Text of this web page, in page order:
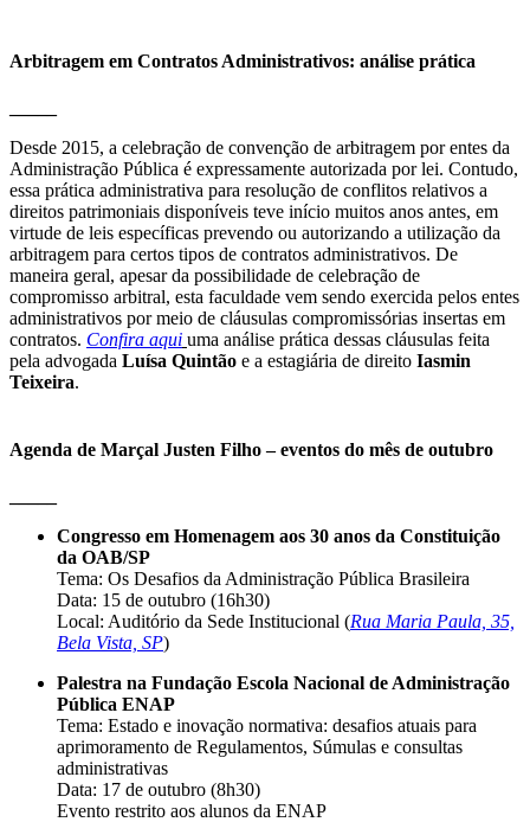
Arbitragem em Contratos Administrativos: análise prática
Desde 2015, a celebração de convenção de arbitragem por entes da
Administração Pública é expressamente autorizada por lei. Contudo,
essa prática administrativa para resolução de conflitos relativos a
direitos patrimoniais disponíveis teve início muitos anos antes, em
virtude de leis específicas prevendo ou autorizando a utilização da
arbitragem para certos tipos de contratos administrativos. De
maneira geral, apesar da possibilidade de celebração de
compromisso arbitral, esta faculdade vem sendo exercida pelos entes
administrativos por meio de cláusulas compromissórias insertas em
contratos. Confira aqui uma análise prática dessas cláusulas feita
pela advogada Luísa Quintão e a estagiária de direito Iasmin
Teixeira.
Agenda de Marçal Justen Filho – eventos do mês de outubro
Congresso em Homenagem aos 30 anos da Constituição
da OAB/SP
Tema: Os Desafios da Administração Pública Brasileira
Data: 15 de outubro (16h30)
Local: Auditório da Sede Institucional (Rua Maria Paula, 35,
Bela Vista, SP)
Palestra na Fundação Escola Nacional de Administração
Pública ENAP
Tema: Estado e inovação normativa: desafios atuais para
aprimoramento de Regulamentos, Súmulas e consultas
administrativas
Data: 17 de outubro (8h30)
Evento restrito aos alunos da ENAP